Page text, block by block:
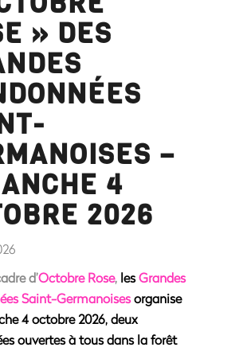
» DES
–
4
2026
d’Octobre Rose, lesGrandes
Saint-Germanoisesorganise
4 octobre 2026, deux
ouvertes à tous dans la forêt